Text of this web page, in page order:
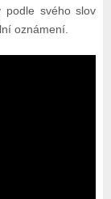
podle svého slov
oznámení.